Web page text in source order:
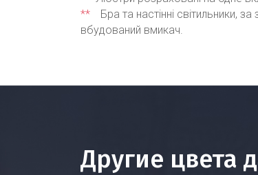
**
Бра та настінні світильники,
вбудований вмикач.
Другие цвета